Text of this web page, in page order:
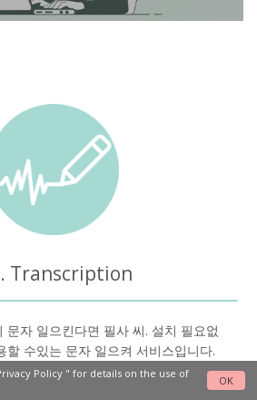
Transcription
문자 일으킨다면 필사 씨. 설치 필요없
할 수있는 문자 일으켜 서비스입니다.
Policy" for details on the use of
OK